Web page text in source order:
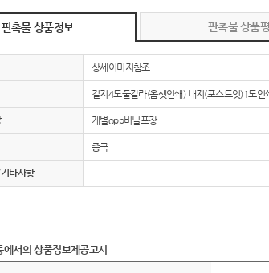
판촉물 상품정보 판촉물 상품평
상세이미지참조
겉지4도풀칼라(옵셋인쇄) 내지(포스트잇)1도인
개별opp비닐포장
중국
타사항
서의 상품정보제공고시